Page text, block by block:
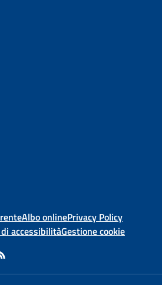
Albo onlinePrivacy Policy
accessibilitàGestione cookie